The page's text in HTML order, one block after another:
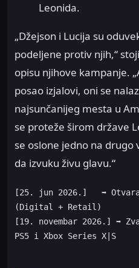
Leonida.
„Džejson i Lucija su
podeljene protiv njih,“
opisu njihove kampanje.
posao izjalovi, oni se
najsunčanijeg mesta u
se proteže širom države
se oslone jedno na drugo
da izvuku živu glavu.“
[25. jun 2026.]   ➡️
(Digital + Retail)
[19. novembar 2026.] ➡️